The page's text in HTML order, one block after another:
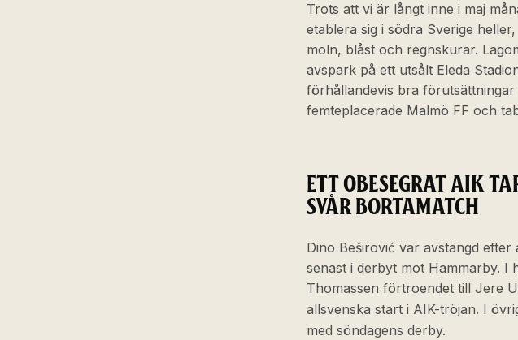
Trots att vi är långt inne i maj
etablera sig i södra Sverige
moln, blåst och regnskurar.
avspark på ett utsålt Eleda
förhållandevis bra
femteplacerade Malmö FF och
ETT OBESEGRAT AIK
SVÅR BORTAMATCH
Dino Beširović var avstängd
senast i derbyt mot Hammarby. I
Thomassen förtroendet till Jere
allsvenska start i AIK-tröjan. I
med söndagens derby.